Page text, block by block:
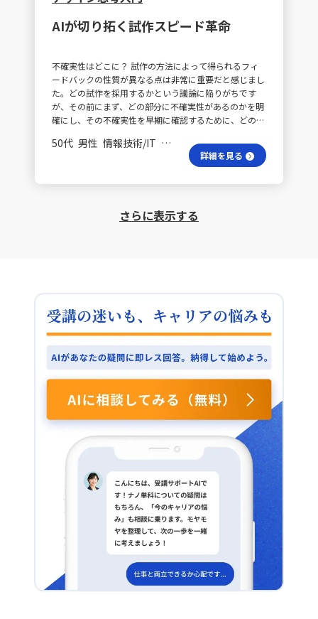
デアを磨き合う習慣を作りたいです。そして③受けた反
応をもとに柔軟に変更すること。まず出してから修正す
るといった循環を業務の進め方に定着させ、迅速な改善
というマインドセットをチーム全体に広げていきたいと
考えています。
かす？ さらに、新しいプロジェクトを始動する際に
意識を向けることが重要だと考えています。解決すべき
明確な目標をチーム全員で共有することで、各活動の一
貫性を高め、より良い成果につなげていきたいと思いま
す。
AIが切り拓く試作スピード革命
不確実性はどこに？ 試作の方法によって得られるフィ
ードバックの性質が異なる点は非常に重要だと感じまし
た。どの試作を採用するかという議論に陥りがちです
が、その前にまず、どの部分に不確実性があるのかを明
確にし、その不確実性を早期に確認するために、どの試
ます。 AI導入は効果的？ また、AIを活用してWebアプリ
のプロトタイプを作成したところ、パワーポイントの説
前は、静的HTMLのプロトタイプを作るだけでも1ヶ月程
が必要でした。しかし、AIの導入により、1日から数日
す。まだ途中段階ではありますが、現状のAI技術でどこ
まで要件を反映したプロトタイプが作成できるのかを確
認し、十分な要件が盛り込めることが確認できれば、次
回以降のプロジェクトではAIを前提としたアプローチを
採用したいと考えています。
50代 男性 情報技術/IT 係長／主任
詳細を見る
さらに表示する